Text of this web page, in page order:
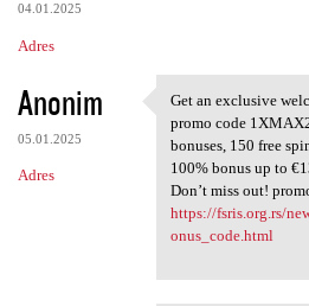
04.01.2025
Adres
Anonim
05.01.2025
Adres
Get an exclusive
Get an exclusive
promo code
bonuses, 150 free
100% bonus up to
Don’t miss out!
https://fsris.org.rs/
onus_code.html